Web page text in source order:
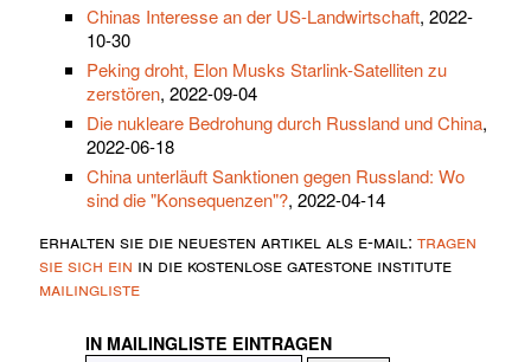
Chinas Interesse an der US-Landwirtschaft, 2022-
10-30
Peking droht, Elon Musks Starlink-Satelliten zu
zerstören, 2022-09-04
Die nukleare Bedrohung durch Russland und China,
2022-06-18
China unterläuft Sanktionen gegen Russland: Wo
sind die "Konsequenzen"?, 2022-04-14
erhalten sie die neuesten artikel als e-mail: tragen
sie sich ein in die kostenlose gatestone institute
mailingliste
IN MAILINGLISTE EINTRAGEN